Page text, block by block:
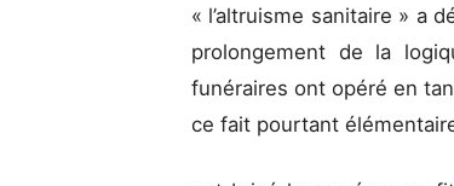
« l’altruisme sanitaire » a
prolongement de la
funéraires ont opéré en
ce fait pourtant